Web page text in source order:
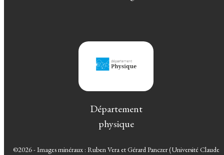
Département
physique
©2026 - Images minéraux : Ruben Vera et Gérard Panczer (Université Claude